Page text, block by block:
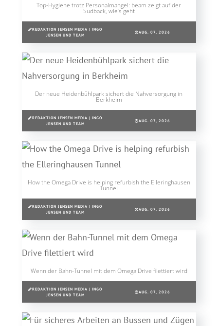
Top-Hygiene trotz Personalmangel: beam zeigt auf der
Südback, wie’s geht
REDAKTION JENSEN MEDIA | INGO
JENSEN UND TEAM
AUG. 07, 2026
Der neue Heidenbühlpark sichert die Nahversorgung in
Berkheim
REDAKTION JENSEN MEDIA | INGO
JENSEN UND TEAM
AUG. 07, 2026
How the Omega Drive is helping refurbish the Elleringhausen
Tunnel
REDAKTION JENSEN MEDIA | INGO
JENSEN UND TEAM
AUG. 07, 2026
Wenn der Bahn-Tunnel mit dem Omega Drive filettiert wird
REDAKTION JENSEN MEDIA | INGO
JENSEN UND TEAM
AUG. 07, 2026